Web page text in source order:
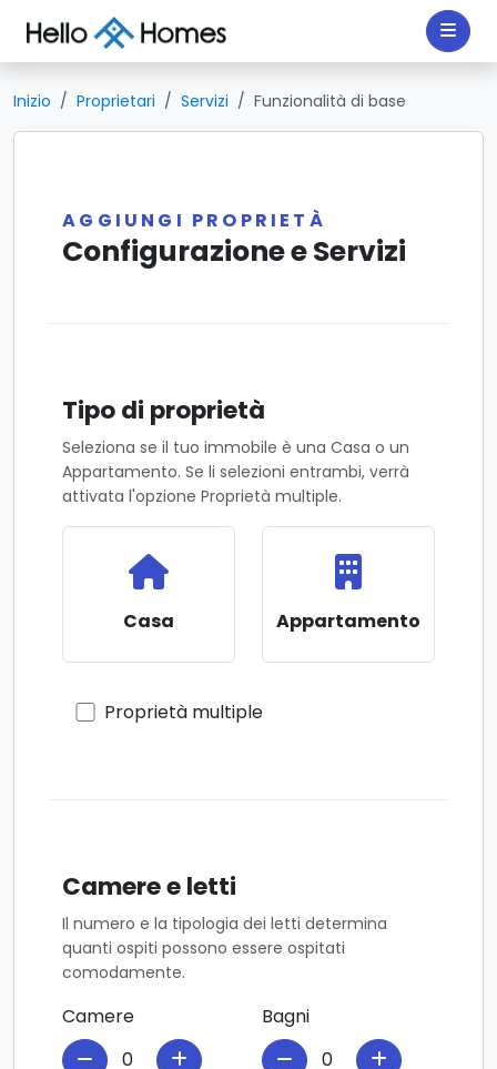
Inizio Proprietari Servizi Funzionalità di base
AGGIUNGI PROPRIETÀ
Configurazione e Servizi
Tipo di proprietà
Seleziona se il tuo immobile è una Casa o un
Appartamento. Se li selezioni entrambi, verrà
attivata l'opzione Proprietà multiple.
Casa Appartamento
Proprietà multiple
Camere e letti
Il numero e la tipologia dei letti determina
quanti ospiti possono essere ospitati
comodamente.
Camere Bagni